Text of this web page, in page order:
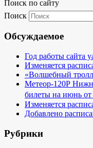
Поиск по сайту
Поиск
Обсуждаемое
Год работы сайта
Изменяется
«Волшебный
Метеор-120Р
билеты на июнь от
Изменяется
Добавлено
Рубрики